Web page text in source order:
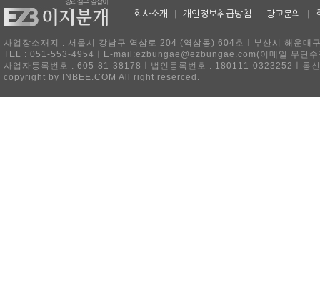
회사소개 개인정보취급방침 광고문의
사업장소재지 : 서울시 강남구 역삼로 204 (역삼동) 604호ㅣ부산시 해운
TEL : 051-553-4954ㅣE-mail:ezbungae@ezbungae.com(이메일 무단수
사업자등록번호 : 605-81-38178ㅣ법인등록번호 : 180111-0323252ㅣ통
copyright by INBEE.COM All right reserced.